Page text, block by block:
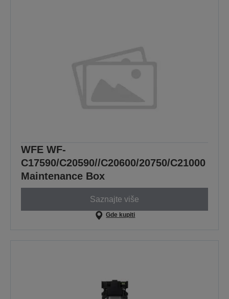
WFE WF-
C17590/C20590//C20600/20750/C21000
Maintenance Box
Saznajte više
Gde kupiti